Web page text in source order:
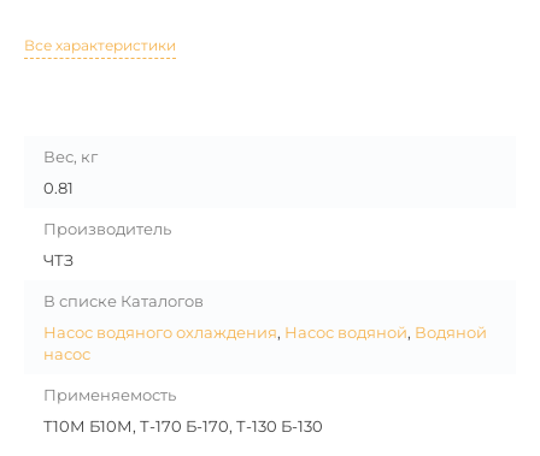
Все характеристики
Вес, кг
0.81
Производитель
ЧТЗ
В списке Каталогов
Насос водяного охлаждения, Насос водяной, Водяной
насос
Применяемость
Т10М Б10М, Т-170 Б-170, Т-130 Б-130